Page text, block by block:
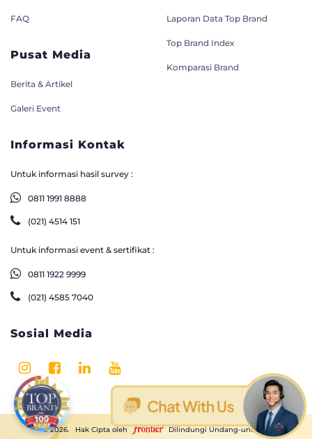
FAQ
Pusat Media
Berita & Artikel
Galeri Event
Laporan Data Top Brand
Top Brand Index
Komparasi Brand
Informasi Kontak
Untuk informasi hasil survey :
0811 1991 8888
(021) 4514 151
Untuk informasi event & sertifikat :
0811 1922 9999
(021) 4585 7040
Sosial Media
© 2026. Hak Cipta oleh Dilindungi Undang-undang